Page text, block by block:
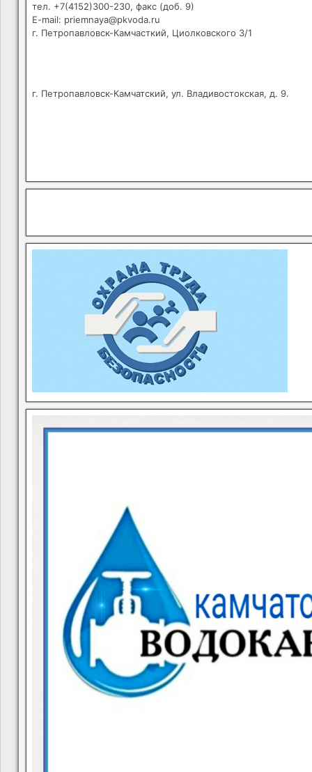
тел. +7(4152)300-230, факс (доб. 9)
E-mail: priemnaya@pkvoda.ru
г. Петропавловск-Камчасткий, Циолковского 3/1
г. Петропавловск-Камчатский, ул. Владивостокская, д. 9.